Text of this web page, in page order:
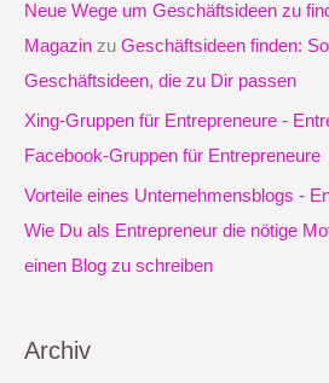
Neue Wege um Geschäftsideen zu
Magazin zu Geschäftsideen finden:
Geschäftsideen, die zu Dir passen
Xing-Gruppen für Entrepreneure -
Facebook-Gruppen für Entrepreneure
Vorteile eines Unternehmensblogs -
Wie Du als Entrepreneur die nötige
einen Blog zu schreiben
Archiv